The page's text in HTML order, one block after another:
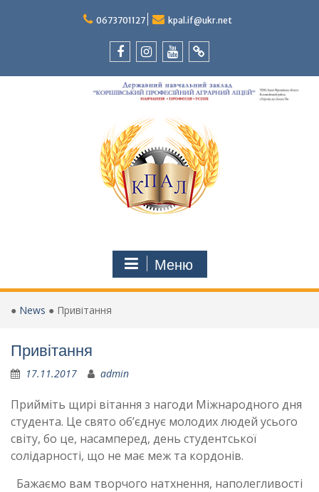
0673701127 kpal.if@ukr.net
Tok
Меню
● News ● Привітання
Привітання
17.11.2017 admin
Прийміть щирі вітання з нагоди Міжнародного дня
студента. Це свято об’єднує молодих людей усього
світу, бо це, насамперед, день студентської
солідарності, що не має меж та кордонів.
Бажаємо вам творчого натхнення, наполегливості